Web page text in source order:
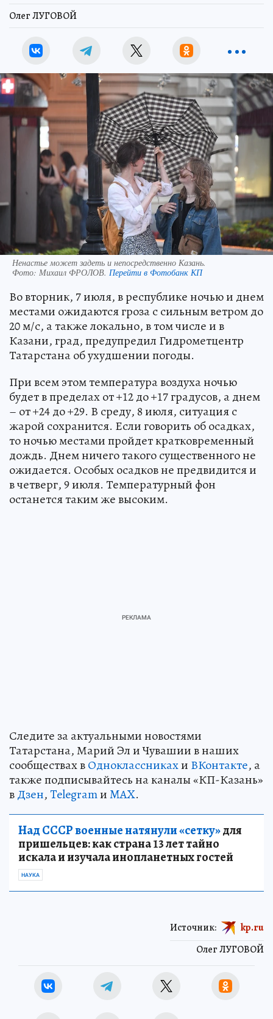
Олег ЛУГОВОЙ
Ненастье может задеть и непосредственно Казань.
Фото: Михаил ФРОЛОВ. Перейти в Фотобанк КП
Во вторник, 7 июля, в республике ночью и днем
местами ожидаются гроза с сильным ветром до
20 м/с, а также локально, в том числе и в
Казани, град, предупредил Гидрометцентр
Татарстана об ухудшении погоды.
При всем этом температура воздуха ночью
будет в пределах от +12 до +17 градусов, а днем
– от +24 до +29. В среду, 8 июля, ситуация с
жарой сохранится. Если говорить об осадках,
то ночью местами пройдет кратковременный
дождь. Днем ничего такого существенного не
ожидается. Особых осадков не предвидится и
в четверг, 9 июля. Температурный фон
останется таким же высоким.
Следите за актуальными новостями
Татарстана, Марий Эл и Чувашии в наших
сообществах вОдноклассникахи ВКонтакте, а
также подписывайтесь на каналы «КП-Казань»
вДзен,TelegramиMAX.
Над СССР военные натянули «сетку»для
пришельцев: как страна 13 лет тайно
искала и изучала инопланетных гостей
НАУКА
Олег ЛУГОВОЙ
Источник: kp.ru